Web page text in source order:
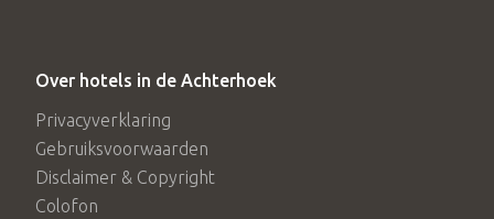
Over hotels in de Achterhoek
Privacyverklaring
Gebruiksvoorwaarden
Disclaimer & Copyright
Colofon